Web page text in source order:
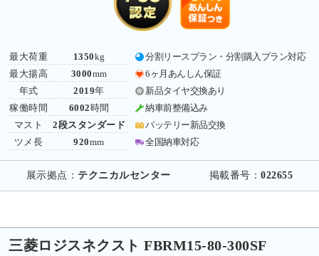
最大荷重
最大揚高
年式
稼働時間
マスト
ツメ長
1350kg
3000mm
2019年
6002 時間
2段スタンダード
920mm
分割リースプラン・分割購入プラン対応
6ヶ月あんしん保証
新品タイヤ交換あり
納車前整備込み
バッテリー新品交換
全国納車対応
展示拠点： テクニカルセンター 掲載番号：022655
三菱ロジスネクスト FBRM15-80-300SF